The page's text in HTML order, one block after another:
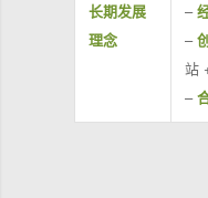
长期发展
理念
–
–
站
–